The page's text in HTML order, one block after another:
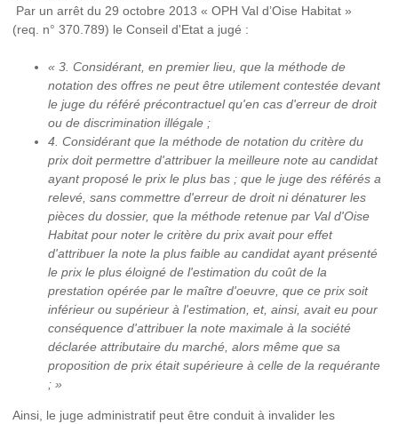
Par un arrêt du 29 octobre 2013 « OPH Val d’Oise Habitat »
(req. n° 370.789) le Conseil d'Etat a jugé :
« 3. Considérant, en premier lieu, que la méthode de
notation des offres ne peut être utilement contestée devant
le juge du référé précontractuel qu'en cas d'erreur de droit
ou de discrimination illégale;
4. Considérant que la méthode de notation du critère du
prix doit permettre d'attribuer la meilleure note au candidat
ayant proposé le prix le plus bas; que le juge des référés a
relevé, sans commettre d'erreur de droit ni dénaturer les
pièces du dossier, que la méthode retenue par Val d'Oise
Habitat pour noter le critère du prix avait pour effet
d'attribuer la note la plus faible au candidat ayant présenté
le prix le plus éloigné de l'estimation du coût de la
prestation opérée par le maître d'oeuvre, que ce prix soit
inférieur ou supérieur à l'estimation, et, ainsi, avait eu pour
conséquence d'attribuer la note maximale à la société
déclarée attributaire du marché, alors même que sa
proposition de prix était supérieure à celle de la requérante
; »
Ainsi, le juge administratif peut être conduit à invalider les